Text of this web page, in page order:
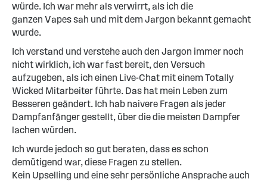
würde. Ich war mehr als verwirrt, als ich die
ganzen Vapes sah und mit dem Jargon bekannt gemacht
wurde.
Ich verstand und verstehe auch den Jargon immer noch
nicht wirklich, ich war fast bereit, den Versuch
aufzugeben, als ich einen Live-Chat mit einem Totally
Wicked Mitarbeiter führte. Das hat mein Leben zum
Besseren geändert. Ich hab naivere Fragen als jeder
Dampfanfänger gestellt, über die die meisten Dampfer
lachen würden.
Ich wurde jedoch so gut beraten, dass es schon
demütigend war, diese Fragen zu stellen.
Kein Upselling und eine sehr persönliche Ansprache auch